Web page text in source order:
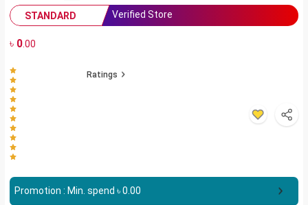
STANDARD
Verified Store
৳ 0.00
Ratings
Promotion : Min. spend ৳0.00